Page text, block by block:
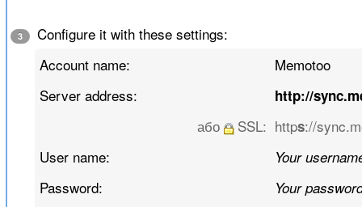
3
Configure it with these settings:
Account name:
Memotoo
Server address:
http://
або SSL: https://
User name:
Your
Password: Your